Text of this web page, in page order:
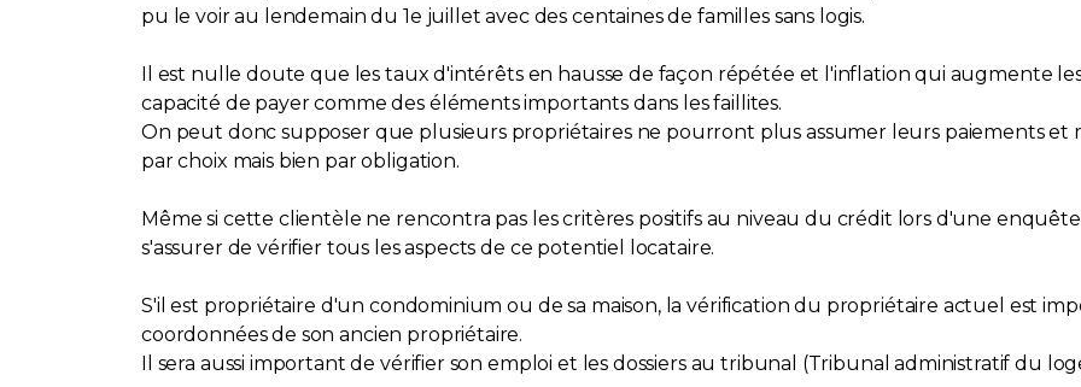
pu le voir au lendemain du 1e juillet avec des centaines de familles sans logis.
Il est nulle doute que les taux d'intérêts en hausse de façon répétée et l'inflation qui augmente
capacité de payer comme des éléments importants dans les faillites.
On peut donc supposer que plusieurs propriétaires ne pourront plus assumer leurs paiements
par choix mais bien par obligation.
Même si cette clientèle ne rencontra pas les critères positifs au niveau du crédit lors d'une
s'assurer de vérifier tous les aspects de ce potentiel locataire.
S'il est propriétaire d'un condominium ou de sa maison, la vérification du propriétaire actuel est
coordonnées de son ancien propriétaire.
Il sera aussi important de vérifier son emploi et les dossiers au tribunal (Tribunal administratif du